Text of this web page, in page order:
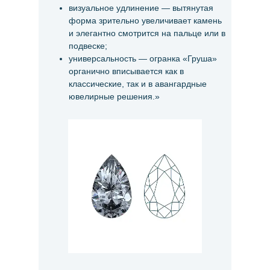
визуальное удлинение — вытянутая
форма зрительно увеличивает камень
и элегантно смотрится на пальце или в
подвеске;
универсальность — огранка «Груша»
органично вписывается как в
классические, так и в авангардные
ювелирные решения.»